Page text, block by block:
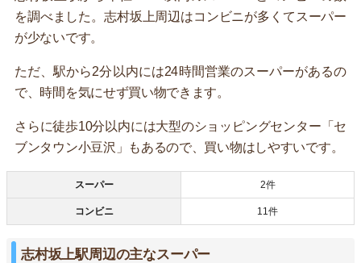
を調べました。志村坂上周辺はコンビニが多くてスーパー
が少ないです。
ただ、駅から2分以内には24時間営業のスーパーがあるの
で、時間を気にせず買い物できます。
さらに徒歩10分以内には大型のショッピングセンター「セ
ブンタウン小豆沢」もあるので、買い物はしやすいです。
スーパー 2件
コンビニ 11件
志村坂上駅周辺の主なスーパー